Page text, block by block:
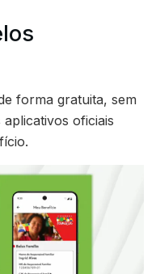
forma gratuita, sem
oficiais